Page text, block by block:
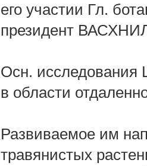
его участии Гл.
президент
Осн. исследования
в области
Развиваемое им
травянистых